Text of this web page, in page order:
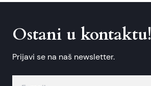
Ostani u kontaktu!
Prijavi se na naš newsletter.